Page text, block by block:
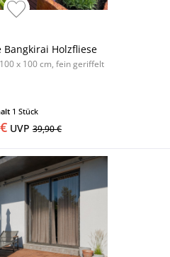
Bangkirai Holzfliese
x 100 cm, fein geriffelt
1 Stück
UVP 39,90 €